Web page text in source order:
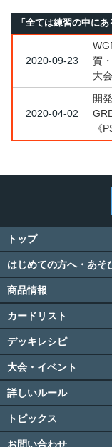
「全ては練習の中に
2020-09-23
賀
大
2020-04-02
開
《
トップ
はじめての方へ・あそ
商品情報
カードリスト
デッキレシピ
大会・イベント
詳しいルール
トピックス
お問い合わせ